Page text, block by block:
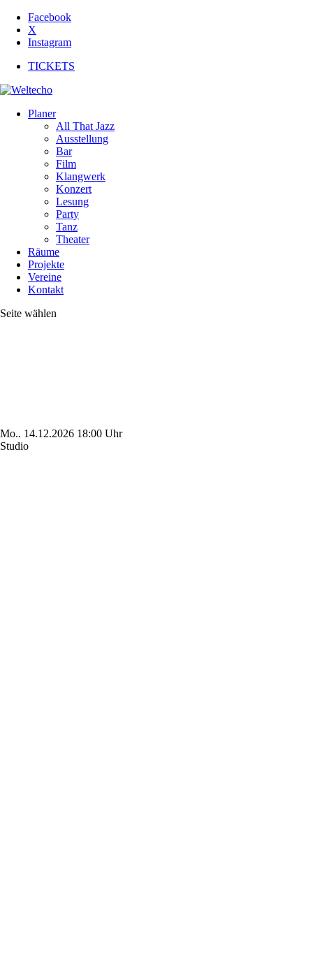
Facebook
X
Instagram
TICKETS
Planer
All That Jazz
Ausstellung
Bar
Film
Klangwerk
Konzert
Lesung
Party
Tanz
Theater
Räume
Projekte
Vereine
Kontakt
Seite wählen
Mo.. 14.12.2026 18:00 Uhr
Studio